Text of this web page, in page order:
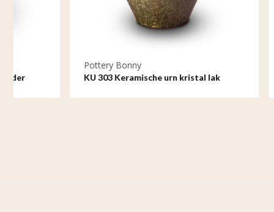
Pottery Bonny
KU 303 Keramische urn kristal lak
Pottery
KU 303